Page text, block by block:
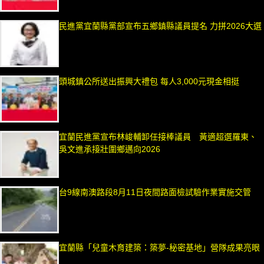
民進黨宜蘭縣黨部宣布五鄉鎮縣議員提名 力拼2026大選
頭城鎮公所送出振興大禮包 每人3,000元現金相挺
宜蘭民進黨宣布林峻輔卸任接棒議員 黃適超選羅東、
吳文進承接壯圍鄉邁向2026
台9線南澳路段8月11日夜間路面檢試驗作業實施交管
宜蘭縣「兒童木育建築：築夢-秘密基地」營隊成果亮眼